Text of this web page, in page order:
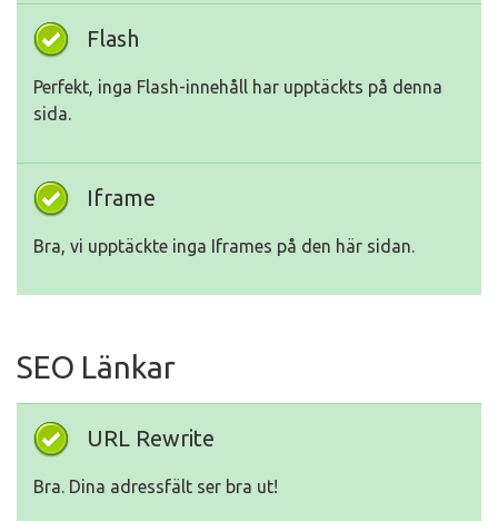
Flash
Perfekt, inga Flash-innehåll har upptäckts på denna
sida.
Iframe
Bra, vi upptäckte inga Iframes på den här sidan.
SEO Länkar
URL Rewrite
Bra. Dina adressfält ser bra ut!